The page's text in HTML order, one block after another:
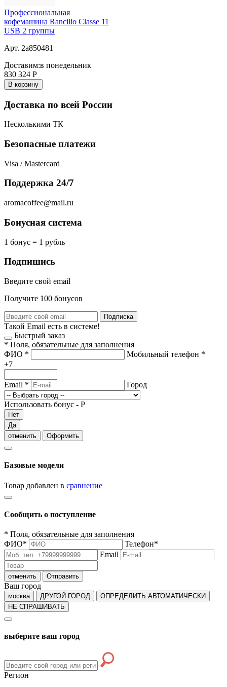
Профессиональная
кофемашина Rancilio Classe 11
USB 2 группы
Арт. 2a850481
Доставим:в понедельник
830 324 Р
В корзину
Доставка по всей России
Несколькими ТК
Безопасные платежи
Visa / Mastercard
Поддержка 24/7
aromacoffee@mail.ru
Бонусная система
1 бонус = 1 рубль
Подпишись
Введите свой email
Получите 100 бонусов
Подписка
Такой Email есть в системе!
Быстрый заказ
* Поля, обязательные для заполнения
ФИО * Мобильный телефон *
+7
Email * Город
Использовать бонус - Р
Нет
Да
отменить
Оформить
Базовые модели
Товар добавлен в сравнение
Сообщить о поступление
* Поля, обязательные для заполнения
ФИО* Телефон*
Email
отменить Отправить
Ваш город
москва ДРУГОЙ ГОРОД
ОПРЕДЕЛИТЬ АВТОМАТИЧЕСКИ
НЕ СПРАШИВАТЬ
выберите ваш город
Регион